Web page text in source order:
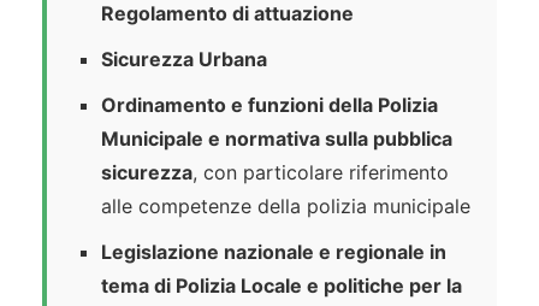
Regolamento di attuazione
Sicurezza Urbana
Ordinamento e funzioni della Polizia
Municipale e normativa sulla pubblica
sicurezza, con particolare riferimento
alle competenze della polizia municipale
Legislazione nazionale e regionale in
tema di Polizia Locale e politiche per la